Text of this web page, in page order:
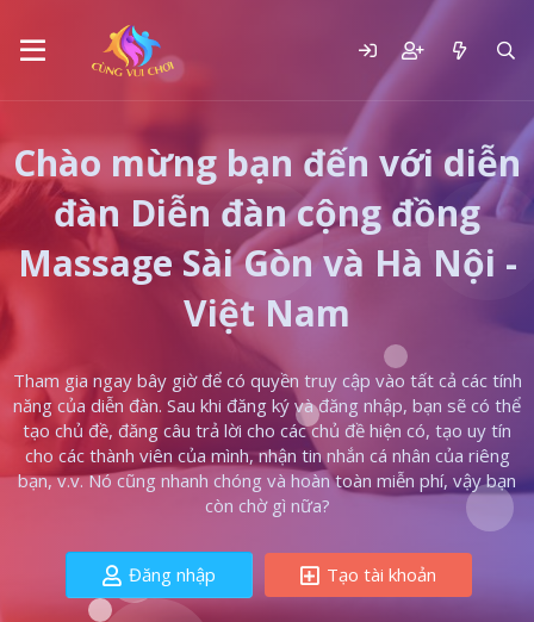
Chào mừng bạn đến với diễn
đàn Diễn đàn cộng đồng
Massage Sài Gòn và Hà Nội -
Việt Nam
Tham gia ngay bây giờ để có quyền truy cập vào tất cả các tính
năng của diễn đàn. Sau khi đăng ký và đăng nhập, bạn sẽ có thể
tạo chủ đề, đăng câu trả lời cho các chủ đề hiện có, tạo uy tín
cho các thành viên của mình, nhận tin nhắn cá nhân của riêng
bạn, v.v. Nó cũng nhanh chóng và hoàn toàn miễn phí, vậy bạn
còn chờ gì nữa?
Đăng nhập Tạo tài khoản